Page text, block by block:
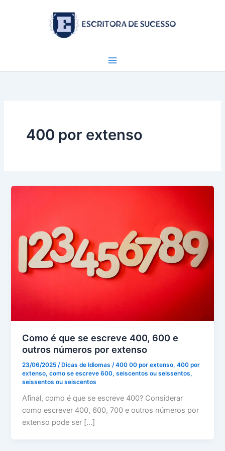
400 por extenso
Como é que se escreve 400, 600 e
outros números por extenso
23/06/2025 /Dicas de Idiomas /400 00 por extenso,400 por
extenso,como se escreve 600,seiscentos ou seissentos,
seissentos ou seiscentos
Afinal, como é que se escreve 400? Considerar
como escrever 400, 600, 700 e outros números por
extenso pode ser […]